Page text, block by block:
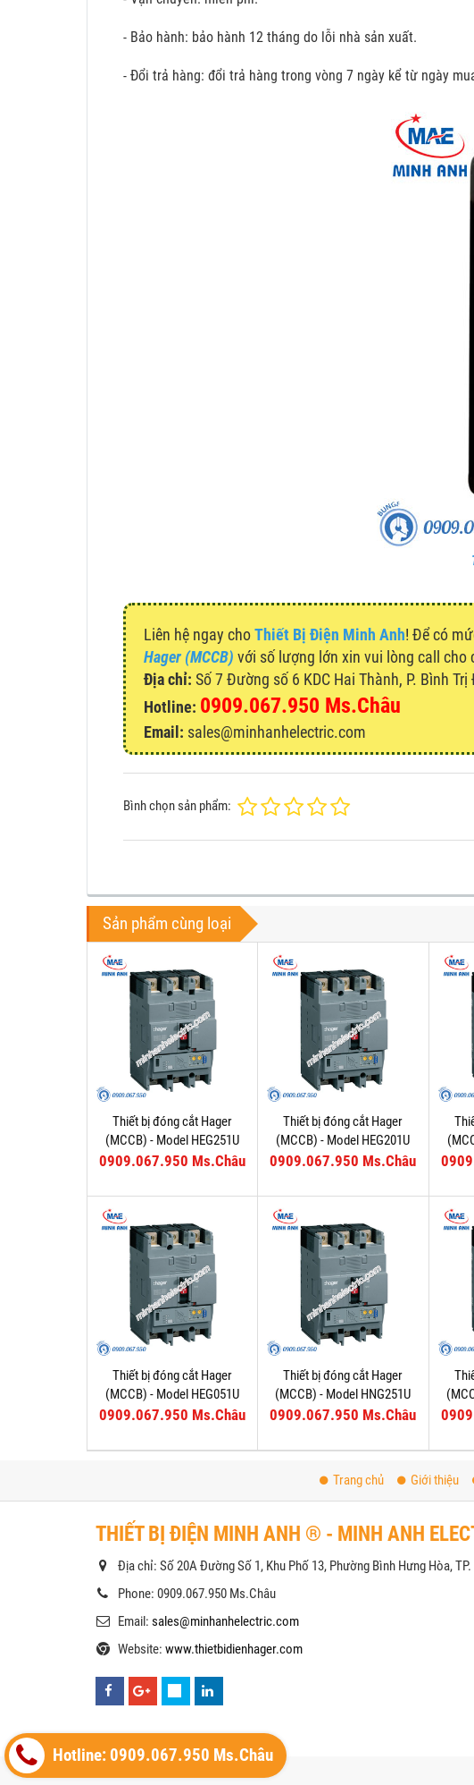
- Bảo hành: bảo hành 12 tháng do lỗi nhà sản xuất.
- Đổi trả hàng: đổi trả hàng trong vòng 7 ngày kể từ ngày
Liên hệ ngay choThiết Bị Điện Minh Anh! Để có
Hager (MCCB) với số lượng lớn xin vui lòng call
Địa chỉ: Số 7 Đường số 6 KDC Hai Thành, P. Bình
Hotline: 0909.067.950 Ms.Châu
Email: sales@minhanhelectric.com
Bình chọn sản phẩm:
Sản phẩm cùng loại
Thiết bị đóng cắt Hager
(MCCB) - Model HEG251U
0909.067.950 Ms.Châu
Thiết bị đóng cắt Hager
(MCCB) - Model HEG201U
0909.067.950 Ms.Châu
Thiết bị đóng cắt Hager
(MCCB) - Model HEG051U
0909.067.950 Ms.Châu
Thiết bị đóng cắt Hager
(MCCB) - Model HNG251U
0909.067.950 Ms.Châu
Trang chủ Giới thiệu
THIẾT BỊ ĐIỆN MINH ANH ® - MINH ANH
Địa chỉ: Số 20A Đường Số 1, Khu Phố 13, Phường Bình Hưng Hòa, TP.
Phone: 0909.067.950 Ms.Châu
Email: sales@minhanhelectric.com
Website: www.thietbidienhager.com
Hotline: 0909.067.950 Ms.Châu